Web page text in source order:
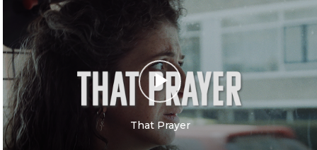
That Prayer